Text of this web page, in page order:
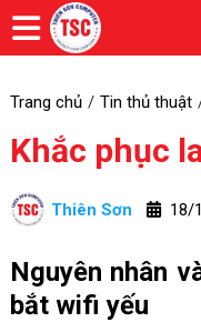
Trang chủ Tin thủ thuật
Khắc phục
Thiên Sơn 18/
Nguyên nhân
bắt wifi yếu